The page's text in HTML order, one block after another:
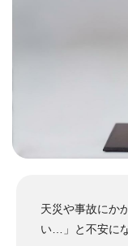
天災や事故にか
い…」と不安に